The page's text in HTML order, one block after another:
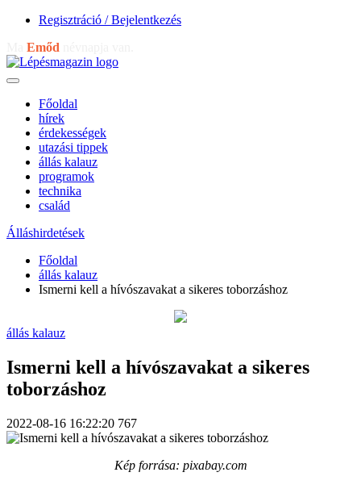
Regisztráció / Bejelentkezés
Emőd
Főoldal
hírek
érdekességek
utazási tippek
állás kalauz
programok
technika
család
Álláshirdetések
Főoldal
állás kalauz
Ismerni kell a hívószavakat a sikeres toborzáshoz
állás kalauz
Ismerni kell a hívószavakat a sikeres
toborzáshoz
2022-08-16 16:22:20 767
Kép forrása: pixabay.com